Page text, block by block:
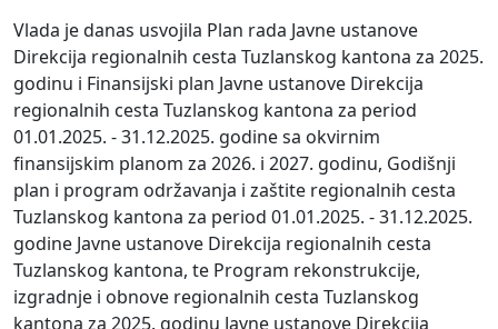
Vlada je danas usvojila Plan rada Javne ustanove
Direkcija regionalnih cesta Tuzlanskog kantona za 2025.
godinu i Finansijski plan Javne ustanove Direkcija
regionalnih cesta Tuzlanskog kantona za period
01.01.2025. - 31.12.2025. godine sa okvirnim
finansijskim planom za 2026. i 2027. godinu, Godišnji
plan i program održavanja i zaštite regionalnih cesta
Tuzlanskog kantona za period 01.01.2025. - 31.12.2025.
godine Javne ustanove Direkcija regionalnih cesta
Tuzlanskog kantona, te Program rekonstrukcije,
izgradnje i obnove regionalnih cesta Tuzlanskog
kantona za 2025. godinu Javne ustanove Direkcija